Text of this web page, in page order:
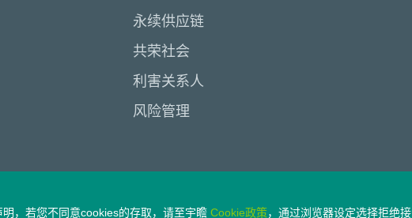
永续供应链
共荣社会
利害关系人
风险管理
，若您不同意cookies的存取，请至宇瞻 Cookie政策，通过浏览器设定选择拒绝接